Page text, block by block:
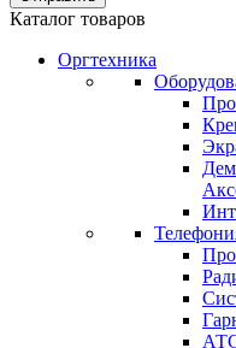
Каталог товаров
Оргтехника